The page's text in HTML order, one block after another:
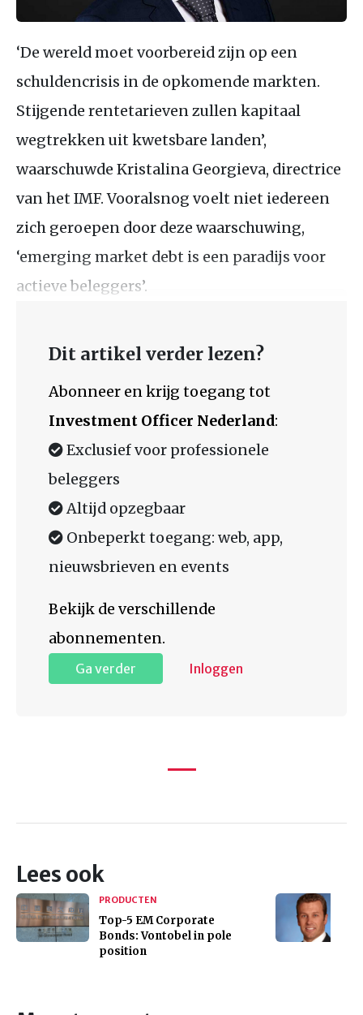
‘De wereld moet voorbereid zijn op een
schuldencrisis in de opkomende markten.
Stijgende rentetarieven zullen kapitaal
wegtrekken uit kwetsbare landen’,
waarschuwde Kristalina Georgieva, directrice
van het IMF. Vooralsnog voelt niet iedereen
zich geroepen door deze waarschuwing,
‘emerging market debt is een paradijs voor
actieve beleggers’.
Dit artikel verder lezen?
Abonneer en krijg toegang tot
Investment Officer Nederland:
Exclusief voor professionele
beleggers
Altijd opzegbaar
Onbeperkt toegang: web, app,
nieuwsbrieven en events
Bekijk de verschillende
abonnementen.
Ga verder Inloggen
Lees ook
PRODUCTEN
Top-5 EM Corporate
Bonds: Vontobel in pole
position